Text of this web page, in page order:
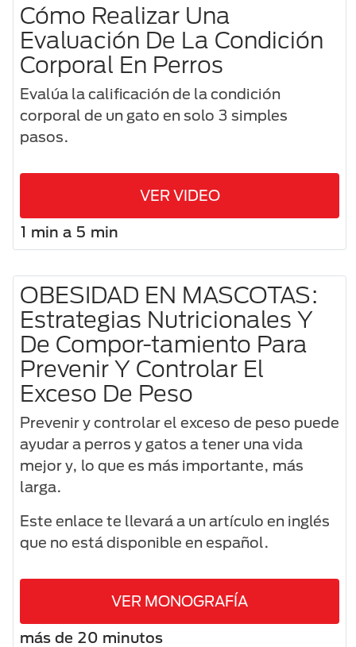
Cómo Realizar Una
Evaluación De La Condición
Corporal En Perros
Evalúa la calificación de la condición
corporal de un gato en solo 3 simples
pasos.
VER VIDEO
1 min a 5 min
OBESIDAD EN MASCOTAS:
Estrategias Nutricionales Y
De Compor-tamiento Para
Prevenir Y Controlar El
Exceso De Peso
Prevenir y controlar el exceso de peso puede
ayudar a perros y gatos a tener una vida
mejor y, lo que es más importante, más
larga.
Este enlace te llevará a un artículo en inglés
que no está disponible en español.
VER MONOGRAFÍA
más de 20 minutos